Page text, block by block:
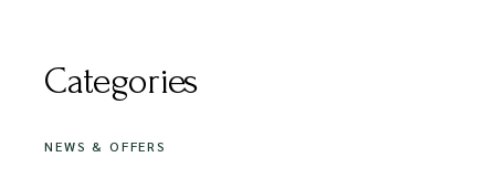
Categories
NEWS & OFFERS